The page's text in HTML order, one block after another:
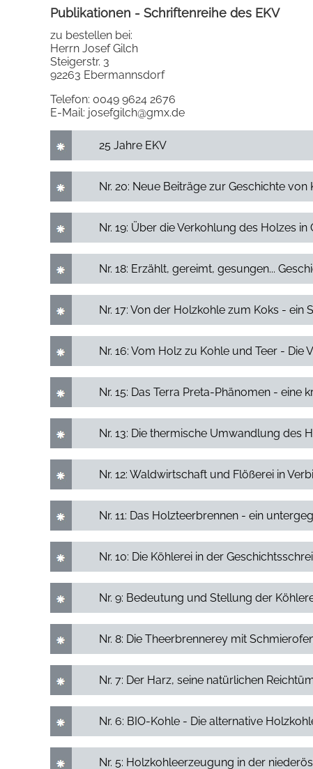
Publikationen - Schriftenreihe des EKV
zu bestellen bei:
Herrn Josef Gilch
Steigerstr. 3
92263 Ebermannsdorf
Telefon: 0049 9624 2676
E-Mail: josefgilch@gmx.de
25 Jahre EKV
Nr. 20: Neue Beiträge zur Geschichte
Nr. 19: Über die Verkohlung des Holzes in
Nr. 18: Erzählt, gereimt, gesungen...
Nr. 17: Von der Holzkohle zum Koks -
Nr. 16: Vom Holz zu Kohle und Teer -
Nr. 15: Das Terra Preta-Phänomen - eine
Nr. 13: Die thermische Umwandlung des
Nr. 12: Waldwirtschaft und Flößerei in
Nr. 11: Das Holzteerbrennen - ein
Nr. 10: Die Köhlerei in der
Nr. 9: Bedeutung und Stellung der
Nr. 8: Die Theerbrennerey mit
Nr. 7: Der Harz, seine natürlichen
Nr. 6: BIO-Kohle - Die alternative
Nr. 5: Holzkohleerzeugung in der